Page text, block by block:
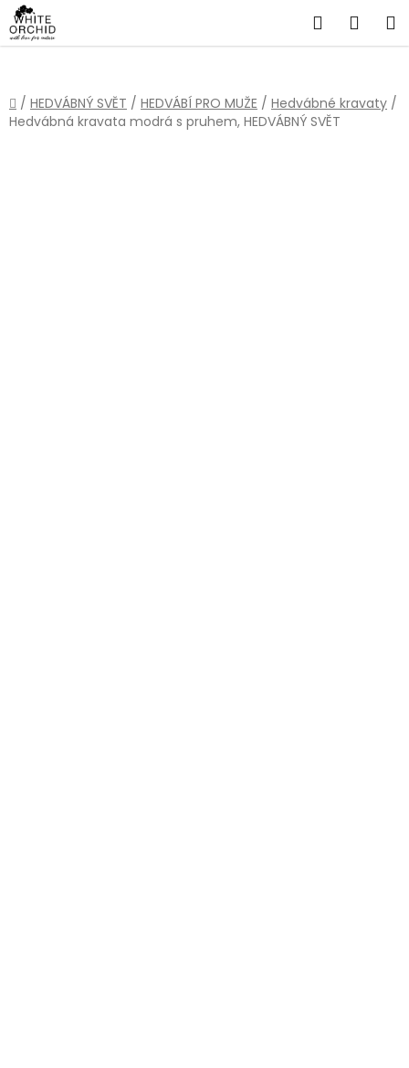
Přejít
na
obsah
Hledat
Domů
/ HEDVÁBNÝ SVĚT / HEDVÁBÍ PRO MUŽE / Hedvábné kravaty /
Hedvábná kravata modrá s pruhem, HEDVÁBNÝ SVĚT